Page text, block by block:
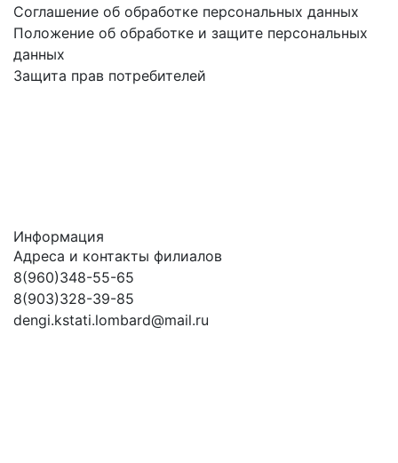
Соглашение об обработке персональных данных
Положение об обработке и защите персональных
данных
Защита прав потребителей
Информация
Адреса и контакты филиалов
8(960)348-55-65
8(903)328-39-85
dengi.kstati.lombard@mail.ru